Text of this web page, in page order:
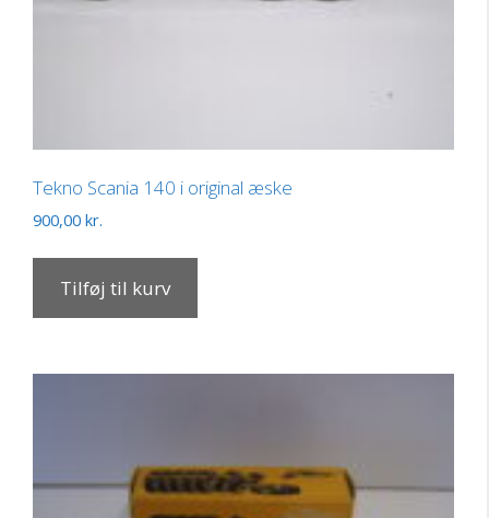
Tekno Scania 140 i original æske
900,00 kr.
Tilføj til kurv